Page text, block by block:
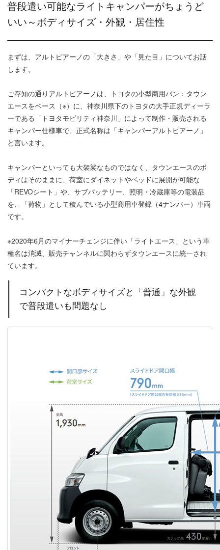
普段遣い可能なライトキャンパーがちょうど
いい～ボディサイズ・外観・居住性
まずは、アルトピアーノの「大きさ」や「見た目」についてお話
します。
ご存知の通りアルトピアーノは、トヨタの小型商用バン：タウン
エースをベース（※）に、神奈川県下のトヨタの大手正規ディーラ
ーである「トヨタモビリティ神奈川」によって制作・販売される
キャンパー仕様車で、正式名称は「キャンパーアルトピアーノ」
と言います。
キャンパーといっても大袈裟なものではなく、タウンエースのボ
ディはそのままに、荷室にダイネットやベッドに展開が可能な
「REVOシート」や、サブバッテリー、照明・冷蔵庫等の電装品
を、「荷物」として積んでいる小型商用車登録（4ナンバー）車両
です。
※2020年6月のマイナーチェンジに伴い「ライトエース」という車
種名は消滅、販売チャンネルに関わらずタウンエースに統一され
ています。
コンパクトなボディサイズと「普通」な外観
で普段遣いも問題なし